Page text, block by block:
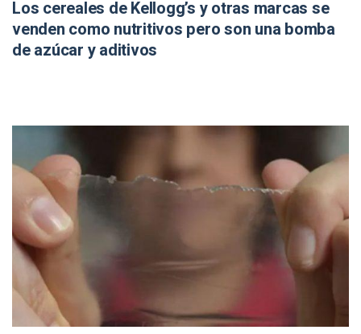
Los cereales de Kellogg’s y otras marcas se
venden como nutritivos pero son una bomba
de azúcar y aditivos